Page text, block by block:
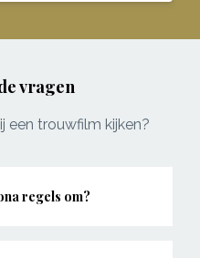
vragen
een trouwfilm kijken?
regels om?